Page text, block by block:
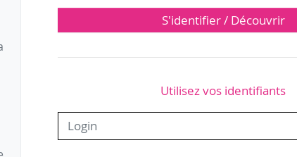
S'identifier / Découvrir
Utilisez vos identifiants